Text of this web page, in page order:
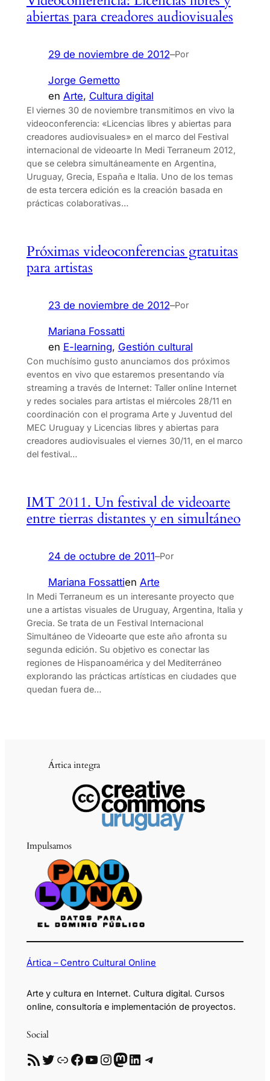
abiertas para creadores audiovisuales
29 de noviembre de 2012–Por
Jorge Gemetto
en Arte, Cultura digital
El viernes 30 de noviembre transmitimos en vivo la
videoconferencia: «Licencias libres y abiertas para
creadores audiovisuales» en el marco del Festival
internacional de videoarte In Medi Terraneum 2012,
que se celebra simultáneamente en Argentina,
Uruguay, Grecia, España e Italia. Uno de los temas
de esta tercera edición es la creación basada en
prácticas colaborativas…
Próximas videoconferencias gratuitas
para artistas
23 de noviembre de 2012–Por
Mariana Fossatti
en E-learning, Gestión cultural
Con muchísimo gusto anunciamos dos próximos
eventos en vivo que estaremos presentando vía
streaming a través de Internet: Taller online Internet
y redes sociales para artistas el miércoles 28/11 en
coordinación con el programa Arte y Juventud del
MEC Uruguay y Licencias libres y abiertas para
creadores audiovisuales el viernes 30/11, en el marco
del festival…
IMT 2011. Un festival de videoarte
entre tierras distantes y en simultáneo
24 de octubre de 2011–Por
Mariana Fossattien Arte
In Medi Terraneum es un interesante proyecto que
une a artistas visuales de Uruguay, Argentina, Italia y
Grecia. Se trata de un Festival Internacional
Simultáneo de Videoarte que este año afronta su
segunda edición. Su objetivo es conectar las
regiones de Hispanoamérica y del Mediterráneo
explorando las prácticas artísticas en ciudades que
quedan fuera de…
Ártica integra
Impulsamos
Ártica – Centro Cultural Online
Arte y cultura en Internet. Cultura digital. Cursos
online, consultoría e implementación de proyectos.
Social
RSS Twitter Enlace Facebook YouTube InstagramMastodon LinkedIn Telegram